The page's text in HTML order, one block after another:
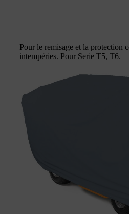
Pour le remisage et la protection
intempéries. Pour Serie T5, T6.